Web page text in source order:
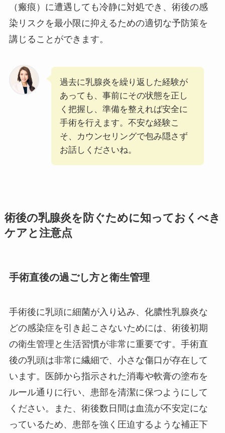
（瘢痕）に遭遇しても冷静に対処でき、術後の感
染リスクを最小限に抑えるための適切な予防策を
講じることができます。
過去に乳腺炎を繰り返した経験が
あっても、事前にその状態を正し
く把握し、準備を整えれば安全に
手術を行えます。不安な経験こ
そ、カウンセリングで包み隠さず
お話しくださいね。
術後の乳腺炎を防ぐために知っておくべき
ケアと注意点
手術直後の過ごし方と衛生管理
手術後に乳頭に細菌が入り込み、化膿性乳腺炎な
どの感染症を引き起こさないためには、術後初期
の衛生管理と生活習慣が非常に重要です。手術直
後の乳頭は非常に繊細で、小さな傷口が存在して
います。医師から指示された消毒や軟膏の塗布を
ルール通りに行い、患部を清潔に保つようにして
ください。また、術後数日間は血流が不安定にな
っているため、患部を強く圧迫するような補正下